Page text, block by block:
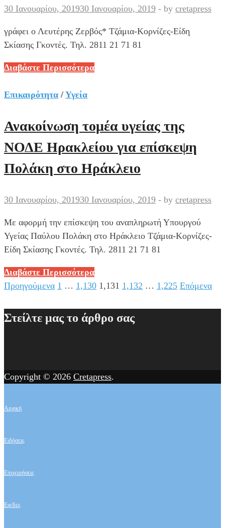
30 Ιανουαρίου, 201930 Ιανουαρίου, 2019 - by cretapress
γράφει ο Λευτέρης Ζερβός* Τζάμια-Κορνίζες-Είδη
Σκίασης Γκοντές. Τηλ. 2811 21 71 81
Λευτέρης
Ο
Τσίπρας
με
το
ένα
χέρι
αυξήσεις
το
άλλο
τις
παίρνει
μέσω
εισφορών
Διαβάστε Περισσότερα
Επικαιρότητα / Υγεία
Ανακοίνωση τομέα υγείας της
ΝΟΔΕ Ηρακλείου για επίσκεψη
Πολάκη στο Ηράκλειο
30 Ιανουαρίου, 201930 Ιανουαρίου, 2019 - by cretapress
Mε αφορμή την επίσκεψη του αναπληρωτή Υπουργού
Υγείας Παύλου Πολάκη στο Ηράκλειο Τζάμια-Κορνίζες-
Είδη Σκίασης Γκοντές. Τηλ. 2811 21 71 81
Ανακοίνωση
τομέα
της
Πολάκη
Ηράκλειο
Διαβάστε Περισσότερα
Σελιδοποίηση
άρθρων
Προηγούμενα 1 … 1,130 1,131 1,132 … 1,225 Επόμενα
Στείλτε μας το άρθρο σας
Copyright © 2026 Cretapress.
Αρχική
Ειδήσεις
Επιχειρήσεις
Εφ/δες